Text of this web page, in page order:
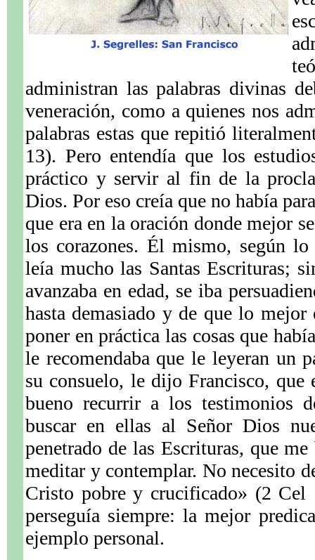
administran las palabras divinas
veneración, como a quienes nos
palabras estas que repitió
13). Pero entendía que los
práctico y servir al fin de la
Dios. Por eso creía que no había
que era en la oración donde mejor
los corazones. Él mismo, según
leía mucho las Santas Escrituras;
avanzaba en edad, se iba
hasta demasiado y de que lo mejor
poner en práctica las cosas que
le recomendaba que le leyeran un
su consuelo, le dijo Francisco, que
bueno recurrir a los testimonios
buscar en ellas al Señor Dios
penetrado de las Escrituras, que
meditar y contemplar. No necesito
Cristo pobre y crucificado» (2 Cel
perseguía siempre: la mejor
ejemplo personal.